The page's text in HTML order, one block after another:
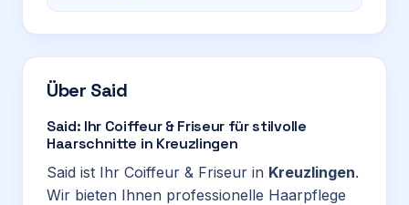
Über Said
Said: Ihr Coiffeur & Friseur für stilvolle
Haarschnitte in Kreuzlingen
Said ist Ihr Coiffeur & Friseur in Kreuzlingen.
Wir bieten Ihnen professionelle Haarpflege